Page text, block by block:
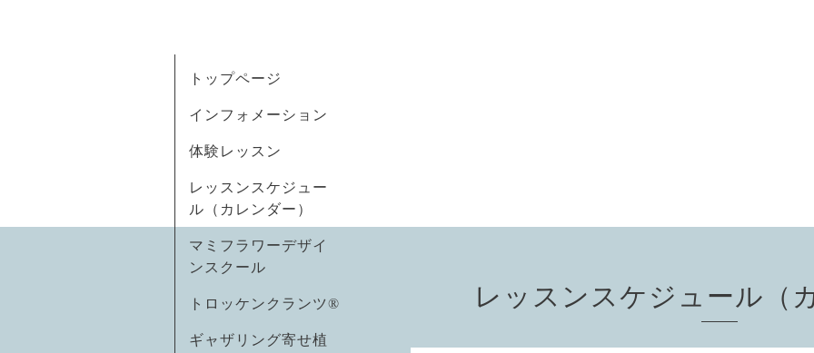
トップページ
インフォメーション
体験レッスン
レッスンスケジュー
ル（カレンダー）
マミフラワーデザイ
ンスクール
トロッケンクランツ®
ギャザリング寄せ植
レッスンスケジュール（